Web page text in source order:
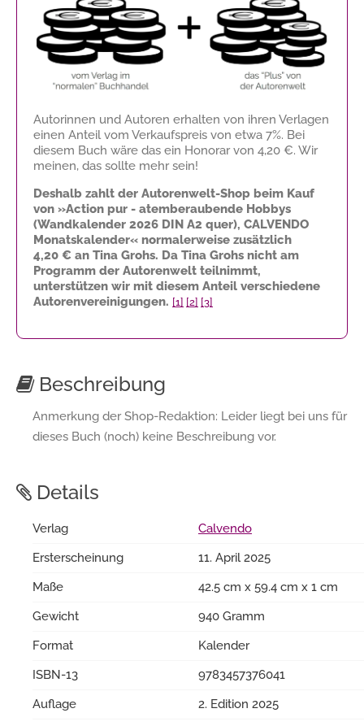
Autorinnen und Autoren erhalten von ihren Verlagen
einen Anteil vom Verkaufspreis von etwa 7%. Bei
diesem Buch wäre das ein Honorar von 4,20 €. Wir
meinen, das sollte mehr sein!
Deshalb zahlt der Autorenwelt-Shop beim Kauf
von »Action pur - atemberaubende Hobbys
(Wandkalender 2026 DIN A2 quer), CALVENDO
Monatskalender« normalerweise zusätzlich
4,20 € an Tina Grohs. Da Tina Grohs nicht am
Programm der Autorenwelt teilnimmt,
unterstützen wir mit diesem Anteil verschiedene
Autorenvereinigungen. [1] [2] [3]
Beschreibung
Anmerkung der Shop-Redaktion: Leider liegt bei uns für
dieses Buch (noch) keine Beschreibung vor.
Details
Verlag
Calvendo
Ersterscheinung
11. April 2025
Maße
42.5 cm x 59.4 cm x 1 cm
Gewicht
940 Gramm
Format
Kalender
ISBN-13
9783457376041
Auflage
2. Edition 2025